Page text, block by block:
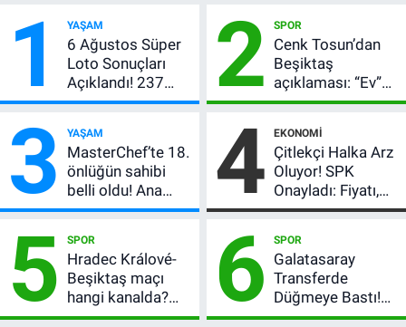
1 YAŞAM
6 Ağustos Süper
Loto Sonuçları
Açıklandı! 237
Milyon TL’lik
2 SPOR
Cenk Tosun’dan
Beşiktaş
açıklaması: “Ev”
dedi, asıl mesajı
verdi
3 YAŞAM
MasterChef’te 18.
önlüğün sahibi
belli oldu! Ana
kadroya giren
oldu?
4 EKONOMI
Çitlekçi Halka Arz
Oluyor! SPK
Onayladı: Fiyatı,
Lot Sayısı ve
Tarihi
5 SPOR
Hradec Králové-
Beşiktaş maçı
hangi kanalda?
Şifresiz canlı yayın
6 SPOR
Galatasaray
Transferde
Düğmeye Bastı!
Leao, Camavinga